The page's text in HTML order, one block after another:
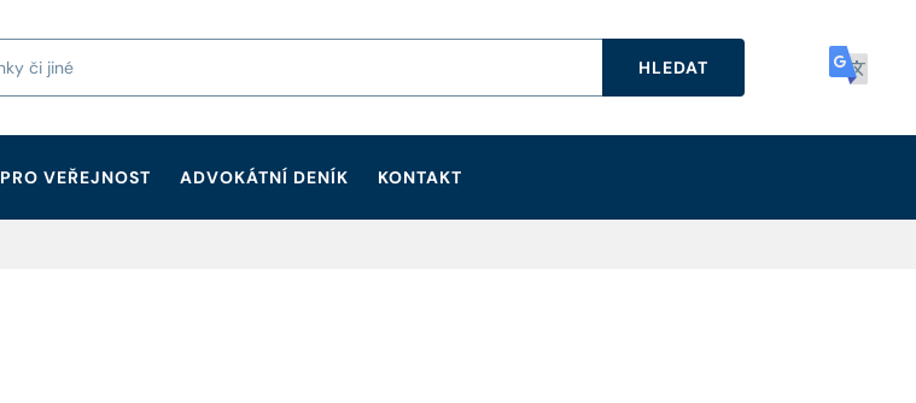
HLEDAT
PRO VEŘEJNOST ADVOKÁTNÍ DENÍK
KONTAKT